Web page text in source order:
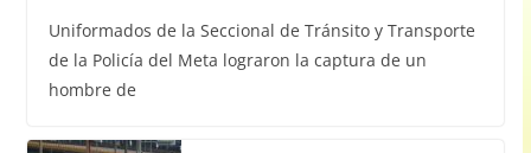
Uniformados de la Seccional de Tránsito y Transporte
de la Policía del Meta lograron la captura de un
hombre de